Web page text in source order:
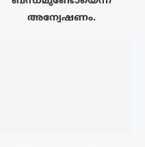
അന്വേഷണം.